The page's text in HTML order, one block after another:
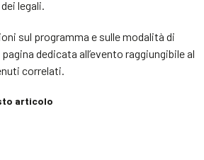
legali.
sul programma e sulle modalità di
dedicata all’evento raggiungibile al
correlati.
articolo